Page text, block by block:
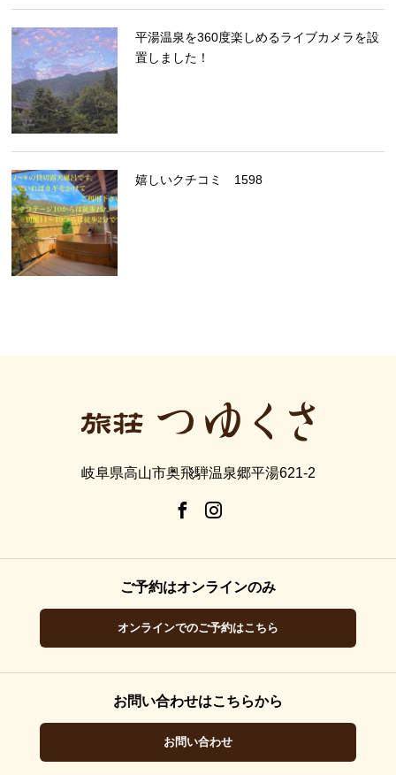
平湯温泉を360度楽しめるライブカメラを設
置しました！
嬉しいクチコミ 1598
岐阜県高山市奥飛騨温泉郷平湯621-2
ご予約はオンラインのみ
オンラインでのご予約はこちら
お問い合わせはこちらから
お問い合わせ